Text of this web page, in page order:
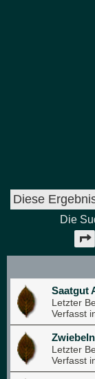
Die
Saatgut
Letzter
Verfasst
Letzter
Verfasst